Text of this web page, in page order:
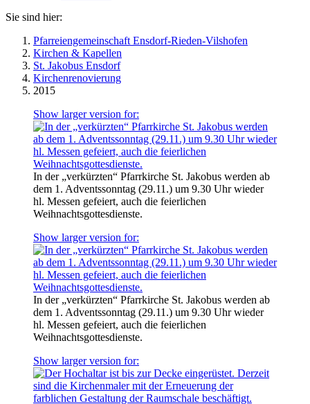
Sie sind hier:
Pfarreiengemeinschaft Ensdorf-Rieden-Vilshofen
Kirchen & Kapellen
St. Jakobus Ensdorf
Kirchenrenovierung
2015
Show larger version for:
In der „verkürzten“ Pfarrkirche St. Jakobus werden ab
dem 1. Adventssonntag (29.11.) um 9.30 Uhr wieder
hl. Messen gefeiert, auch die feierlichen
Weihnachtsgottesdienste.
Show larger version for:
In der „verkürzten“ Pfarrkirche St. Jakobus werden ab
dem 1. Adventssonntag (29.11.) um 9.30 Uhr wieder
hl. Messen gefeiert, auch die feierlichen
Weihnachtsgottesdienste.
Show larger version for: